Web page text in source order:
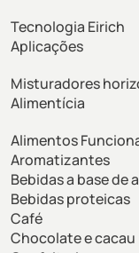
Tecnologia Eirich
Aplicações
Misturadores
Alimentícia
Alimentos
Aromatizantes
Bebidas a base de
Bebidas proteicas
Café
Chocolate e cacau